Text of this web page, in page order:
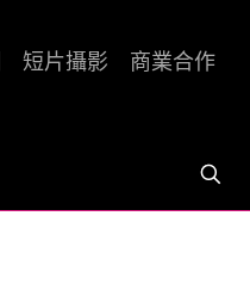
短片攝影 商業合作